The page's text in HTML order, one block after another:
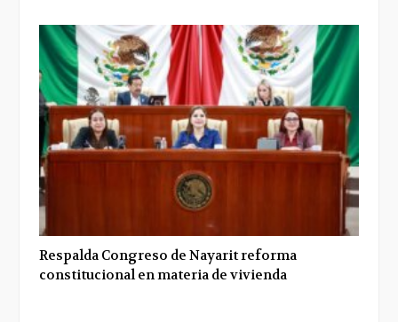
Respalda Congreso de Nayarit reforma
constitucional en materia de vivienda